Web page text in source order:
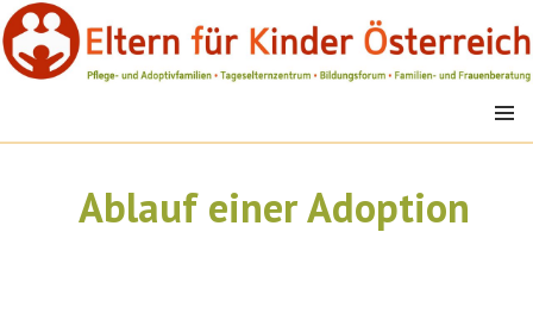
Springe
zum
Inhalt
EFK
MENÜ
Ablauf einer Adoption